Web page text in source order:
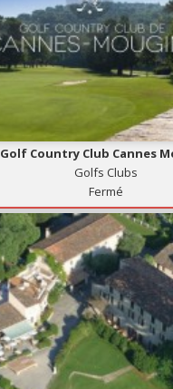
Golf Country Club Cannes
Golfs Clubs
Fermé